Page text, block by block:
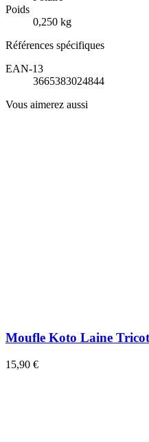
Poids
0,250 kg
Références spécifiques
EAN-13
3665383024844
Vous aimerez aussi
Moufle Koto Laine
15,90 €